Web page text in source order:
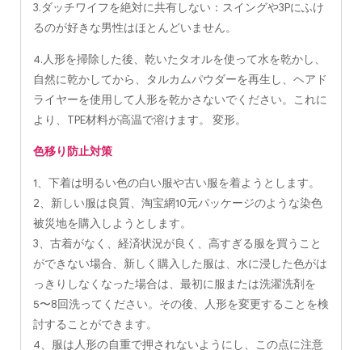
3.ダッチワイフを絶対に共有しない：スイングや3Pにふけ
るのが好きな男性はほとんどいません。
4.人形を掃除した後、乾いたタオルを使って水を乾かし、
自然に乾かしてから、タルカムパウダーを再生し、ヘアド
ライヤーを使用して人形を乾かさないでください。これに
より、TPE材料が高温で溶けます。 変形。
色移り防止対策
1、下着は明るい色の白い服や古い服を着ようとします。
2、新しい服は良質、淘宝網10元パッケージのような染色
被災地を購入しようとします。
3、古着がなく、経済状況が良く、高すぎる服を買うこと
ができない場合、新しく購入した服は、水に浸した色がは
っきりしなくなった場合は、最初に服または洗濯洗剤を
5〜8回洗ってください。その後、人形を変更することを検
討することができます。
4、服は人形の自重で押されないようにし、この点に注意